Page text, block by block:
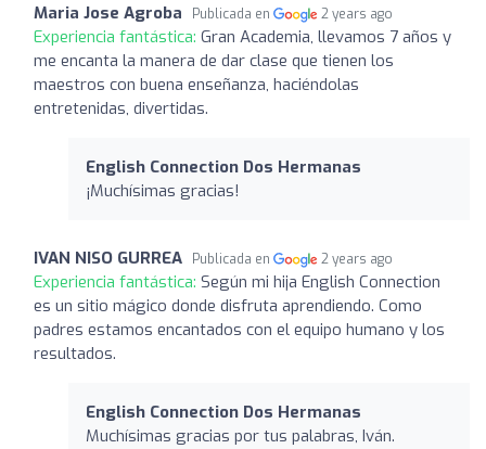
Maria Jose Agroba Publicada en 2 years ago
Experiencia fantástica: Gran Academia, llevamos 7 años y
me encanta la manera de dar clase que tienen los
maestros con buena enseñanza, haciéndolas
entretenidas, divertidas.
English Connection Dos Hermanas
¡Muchísimas gracias!
IVAN NISO GURREA Publicada en 2 years ago
Experiencia fantástica: Según mi hija English Connection
es un sitio mágico donde disfruta aprendiendo. Como
padres estamos encantados con el equipo humano y los
resultados.
English Connection Dos Hermanas
Muchísimas gracias por tus palabras, Iván.